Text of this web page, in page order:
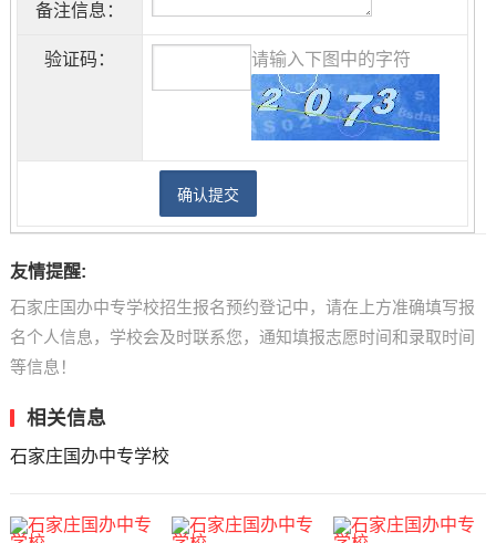
备注信息：
验证码： 请输入下图中的字符
友情提醒:
石家庄国办中专学校招生报名预约登记中，请在上方准确填写报
名个人信息，学校会及时联系您，通知填报志愿时间和录取时间
等信息！
相关信息
石家庄国办中专学校